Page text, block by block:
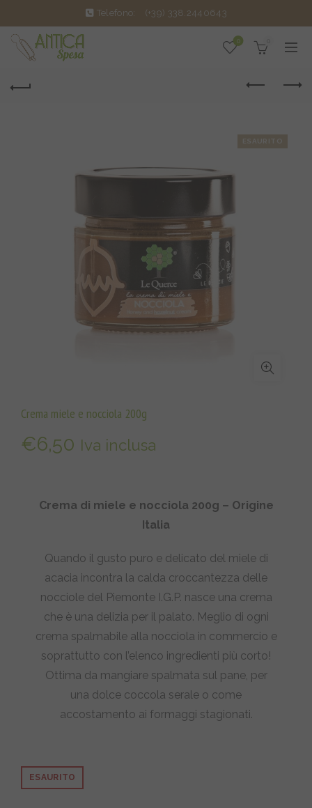
Telefono: (+39) 338.2440643
0
ESAURITO
Crema miele e nocciola 200g
€6,50 Iva inclusa
Crema di miele e nocciola 200g – Origine
Italia
Quando il gusto puro e delicato del miele di
acacia incontra la calda croccantezza delle
nocciole del Piemonte I.G.P. nasce una crema
che è una delizia per il palato. Meglio di ogni
crema spalmabile alla nocciola in commercio e
soprattutto con l’elenco ingredienti più corto!
Ottima da mangiare spalmata sul pane, per
una dolce coccola serale o come
accostamento ai formaggi stagionati.
ESAURITO